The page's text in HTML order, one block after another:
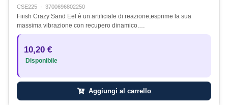
CSE225 · 3700696802250
Fiiish Crazy Sand Eel è un artificiale di reazione,esprime la sua
massima vibrazione con recupero dinamico.…
10,20 €
Disponibile
Aggiungi al carrello